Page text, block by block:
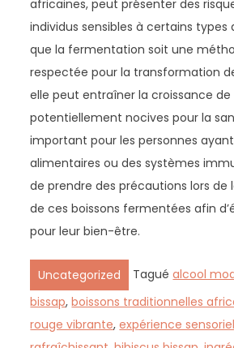
africaines, peut présenter des
individus sensibles à certains types
que la fermentation soit une
respectée pour la transformation
elle peut entraîner la croissance
potentiellement nocives pour la
important pour les personnes
alimentaires ou des systèmes
de prendre des précautions lors
de ces boissons fermentées afin
pour leur bien-être.
Uncategorized Taguéalcool
bissap,boissons traditionnelles
rouge vibrante,expérience